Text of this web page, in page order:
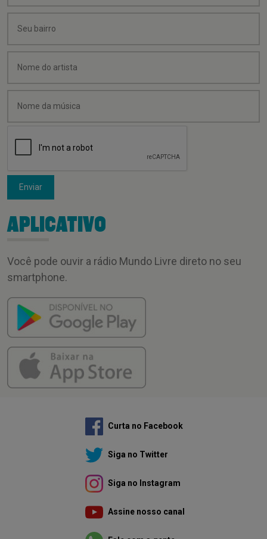
Enviar
APLICATIVO
Você pode ouvir a rádio Mundo Livre direto no seu
smartphone.
Curta no Facebook
Siga no Twitter
Siga no Instagram
Assine nosso canal